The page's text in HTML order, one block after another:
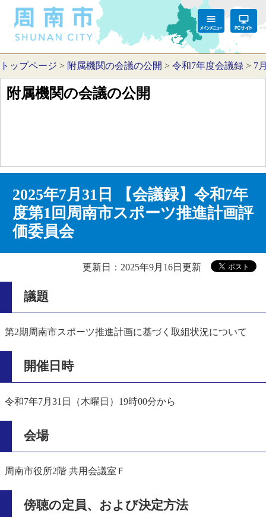
トップページ > 附属機関の会議の公開 > 令和7年度会議録 > 7
附属機関の会議の公開
2025年7月31日 【会議録】令和7年
度第1回周南市スポーツ推進計画評
価委員会
更新日：2025年9月16日更新
議題
第2期周南市スポーツ推進計画に基づく取組状況について
開催日時
令和7年7月31日（木曜日）19時00分から
会場
周南市役所2階 共用会議室Ｆ
傍聴の定員、および決定方法